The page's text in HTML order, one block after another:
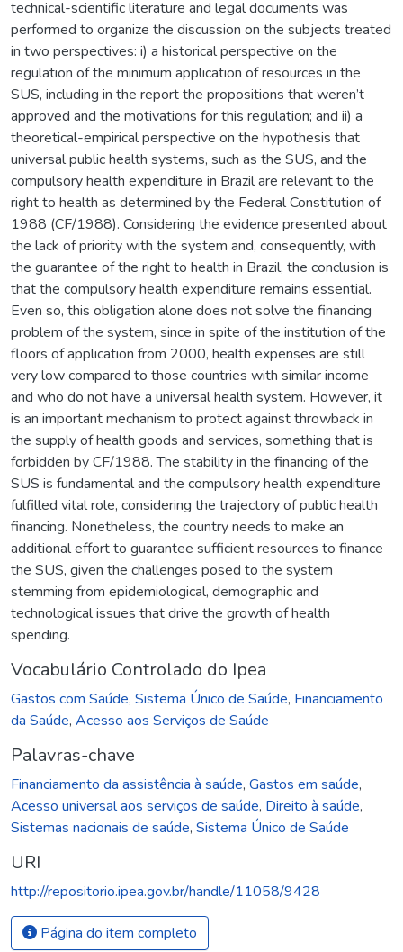
technical-scientific literature and legal documents was
performed to organize the discussion on the subjects treated
in two perspectives: i) a historical perspective on the
regulation of the minimum application of resources in the
SUS, including in the report the propositions that weren’t
approved and the motivations for this regulation; and ii) a
theoretical-empirical perspective on the hypothesis that
universal public health systems, such as the SUS, and the
compulsory health expenditure in Brazil are relevant to the
right to health as determined by the Federal Constitution of
1988 (CF/1988). Considering the evidence presented about
the lack of priority with the system and, consequently, with
the guarantee of the right to health in Brazil, the conclusion is
that the compulsory health expenditure remains essential.
Even so, this obligation alone does not solve the financing
problem of the system, since in spite of the institution of the
floors of application from 2000, health expenses are still
very low compared to those countries with similar income
and who do not have a universal health system. However, it
is an important mechanism to protect against throwback in
the supply of health goods and services, something that is
forbidden by CF/1988. The stability in the financing of the
SUS is fundamental and the compulsory health expenditure
fulfilled vital role, considering the trajectory of public health
financing. Nonetheless, the country needs to make an
additional effort to guarantee sufficient resources to finance
the SUS, given the challenges posed to the system
stemming from epidemiological, demographic and
technological issues that drive the growth of health
spending.
Vocabulário Controlado do Ipea
Gastos com Saúde, Sistema Único de Saúde, Financiamento
da Saúde, Acesso aos Serviços de Saúde
Palavras-chave
Financiamento da assistência à saúde, Gastos em saúde,
Acesso universal aos serviços de saúde, Direito à saúde,
Sistemas nacionais de saúde, Sistema Único de Saúde
URI
http://repositorio.ipea.gov.br/handle/11058/9428
Página do item completo